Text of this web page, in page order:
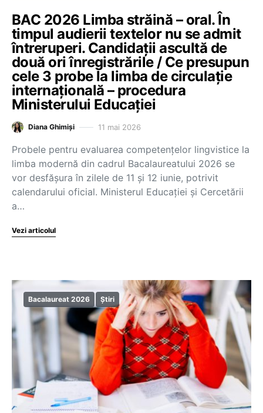
BAC 2026 Limba străină – oral. În
timpul audierii textelor nu se admit
întreruperi. Candidații ascultă de
două ori înregistrările / Ce presupun
cele 3 probe la limba de circulație
internațională – procedura
Ministerului Educației
Diana Ghimiși 11 mai 2026
Probele pentru evaluarea competențelor lingvistice la
limba modernă din cadrul Bacalaureatului 2026 se
vor desfășura în zilele de 11 și 12 iunie, potrivit
calendarului oficial. Ministerul Educației și Cercetării
a…
Vezi articolul
Bacalaureat 2026 Știri